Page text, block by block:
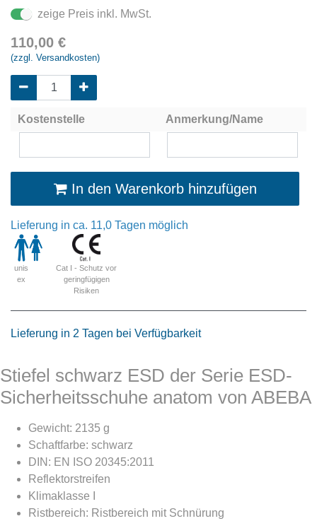
zeige Preis inkl. MwSt.
110,00 €
(zzgl. Versandkosten)
Kostenstelle Anmerkung/Name
In den Warenkorb hinzufügen
Lieferung in ca. 11,0 Tagen möglich
unis
ex
Cat I - Schutz vor
geringfügigen
Risiken
Lieferung in 2 Tagen bei Verfügbarkeit
Stiefel schwarz ESD der Serie ESD-
Sicherheitsschuhe anatom von ABEBA
Gewicht: 2135 g
Schaftfarbe: schwarz
DIN: EN ISO 20345:2011
Reflektorstreifen
Klimaklasse I
Ristbereich: Ristbereich mit Schnürung